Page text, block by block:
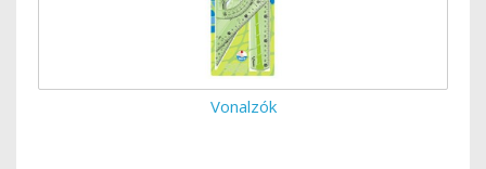
Vonalzók